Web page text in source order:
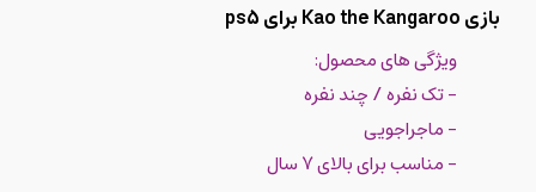
بازی Kao the Kangaroo برای ps5
ویژگی های محصول:
- تک نفره / چند نفره
- ماجراجویی
- مناسب برای بالای 7 سال